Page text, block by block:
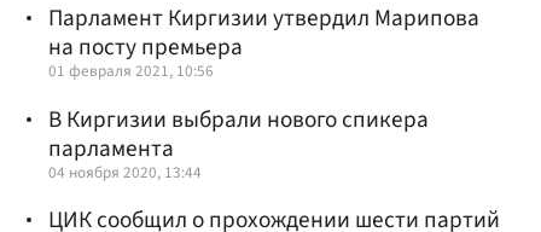
Парламент Киргизии утвердил Марипова
на посту премьера
01 февраля 2021, 10:56
В Киргизии выбрали нового спикера
парламента
04 ноября 2020, 13:44
ЦИК сообщил о прохождении шести партий